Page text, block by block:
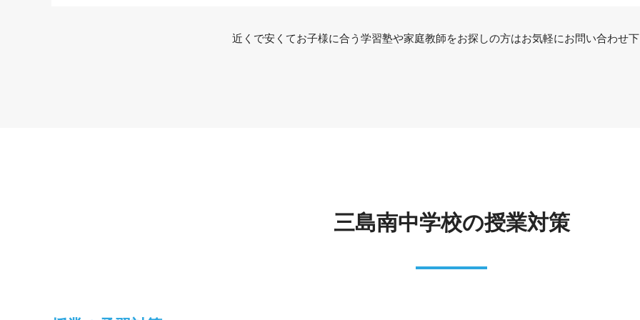
近くで安くてお子様に合う学習塾や家庭教師をお探しの方はお気軽にお問い合わせ
三島南中学校の授業対策